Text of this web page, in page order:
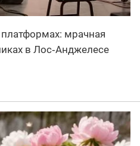
мрачная
в Лос‑Анджелесе